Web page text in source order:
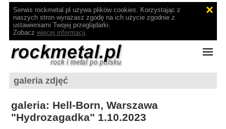
Serwis rockmetal.pl używa plików cookies. Korzystając z
naszych stron wyrażasz zgodę na ich użycie zgodnie z
ustawieniami Twojej przeglądarki.
Zobacz więcej informacji.
galeria zdjęć
galeria: Hell-Born, Warszawa
"Hydrozagadka" 1.10.2023